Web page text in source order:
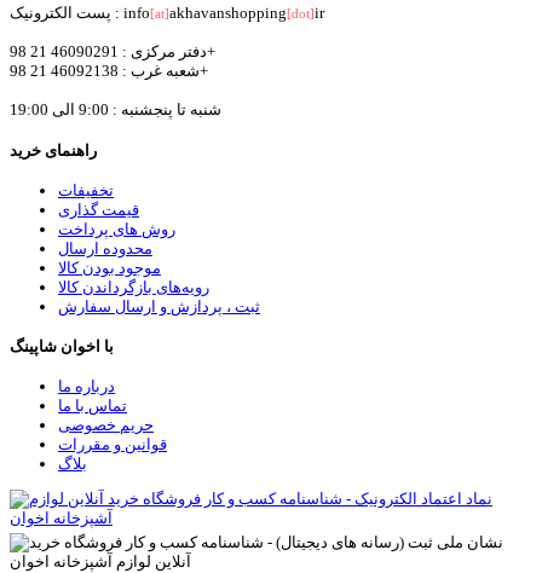
پست الکترونیک : info[at]akhavanshopping[dot]ir
دفتر مرکزی : 46090291 21 98+
شعبه غرب : 46092138 21 98+
شنبه تا پنجشنبه : 9:00 الی 19:00
راهنمای خرید
تخفیفات
قیمت گذاری
روش های پرداخت
محدوده ارسال
موجود بودن کالا
رویه‌های بازگرداندن کالا
ثبت ، پردازش و ارسال سفارش
با اخوان شاپینگ
درباره ما
تماس با ما
حریم خصوصی
قوانین و مقررات
بلاگ